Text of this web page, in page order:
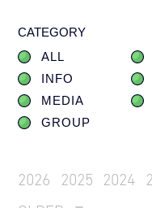
CATEGORY
ALL
INFO
MEDIA
GROUP
2026 2025 2024